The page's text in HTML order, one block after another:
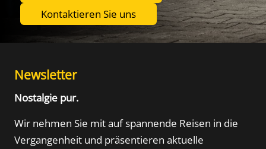
Kontaktieren Sie uns
Newsletter
Nostalgie pur.
Wir nehmen Sie mit auf spannende Reisen in die
Vergangenheit und präsentieren aktuelle